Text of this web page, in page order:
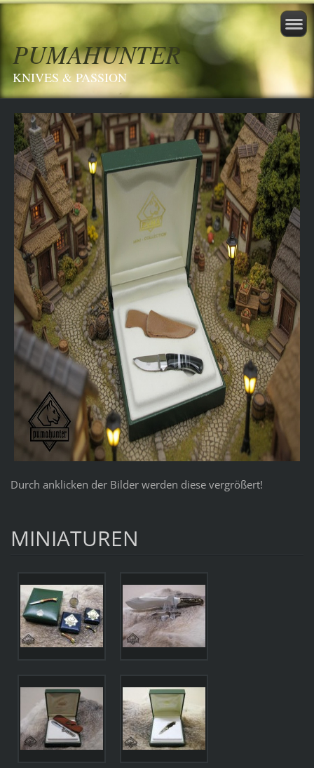
PUMAHUNTER
KNIVES & PASSION
Durch anklicken der Bilder werden diese vergrößert!
MINIATUREN